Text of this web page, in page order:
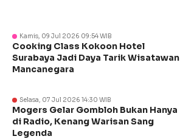
Kamis, 09 Jul 2026 09:54 WIB
Cooking Class Kokoon Hotel
Surabaya Jadi Daya Tarik Wisatawan
Mancanegara
Selasa, 07 Jul 2026 14:30 WIB
Mogers Gelar Gombloh Bukan Hanya
di Radio, Kenang Warisan Sang
Legenda